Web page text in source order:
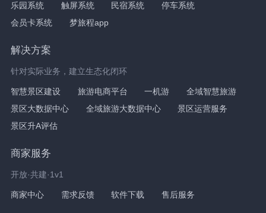
乐园系统
触屏系统 民宿系统
停车系统
会员卡系统
梦旅程app
解决方案
针对实际业务，建立生态化闭环
智慧景区建设 旅游电商平台 一机游
全域智慧旅游
景区大数据中心
全域旅游大数据中心
景区运营服务
景区升A评估
商家服务
开放·共建·1v1
商家中心 需求反馈 软件下载 售后服务